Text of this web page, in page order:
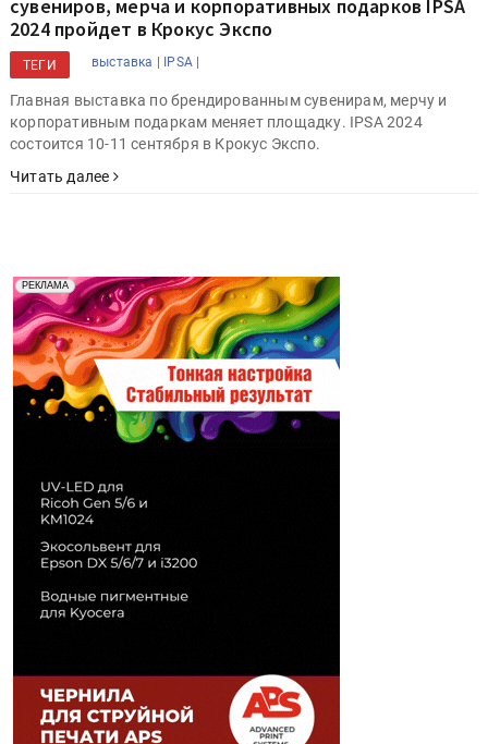
сувениров, мерча и корпоративных подарков IPSA
2024 пройдет в Крокус Экспо
ТЕГИ выставка | IPSA |
Главная выставка по брендированным сувенирам, мерчу и
корпоративным подаркам меняет площадку. IPSA 2024
состоится 10-11 сентября в Крокус Экспо.
Читать далее
РЕКЛАМА
Реклама. Рекламодатель ООО "Передовые Системы
Печати" erid: 2SDnjd2d4Qz